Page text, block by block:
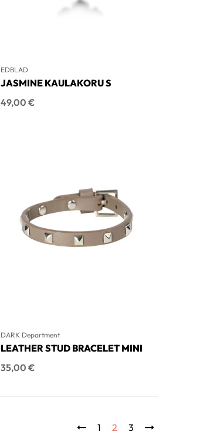
EDBLAD
JASMINE KAULAKORU S
Hinta
49,00 €
DARK Department
LEATHER STUD BRACELET MINI
Hinta
35,00 €
1 2 3